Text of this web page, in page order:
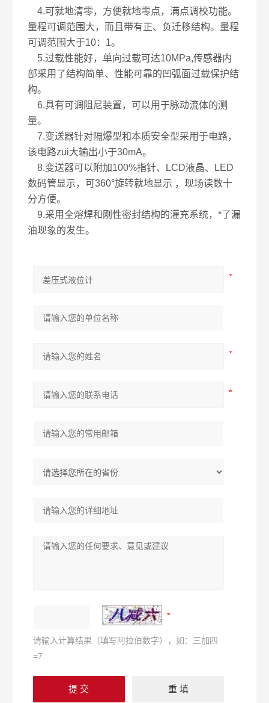
4.可就地清零，方便就地零点，满点调校功能。
量程可调范围大，而且带有正、负迁移结构。量程
可调范围大于10：1。
5.过载性能好，单向过载可达10MPa,传感器内
部采用了结构简单、性能可靠的凹弧面过载保护结
构。
6.具有可调阻尼装置，可以用于脉动流体的测
量。
7.变送器针对隔爆型和本质安全型采用于电路，
该电路zui大输出小于30mA。
8.变送器可以附加100%指针、LCD液晶、LED
数码管显示，可360°旋转就地显示 ，现场读数十
分方便。
9.采用全熔焊和刚性密封结构的灌充系统，*了漏
油现象的发生。
请输入计算结果（填写阿拉伯数字），如：三加四
=7